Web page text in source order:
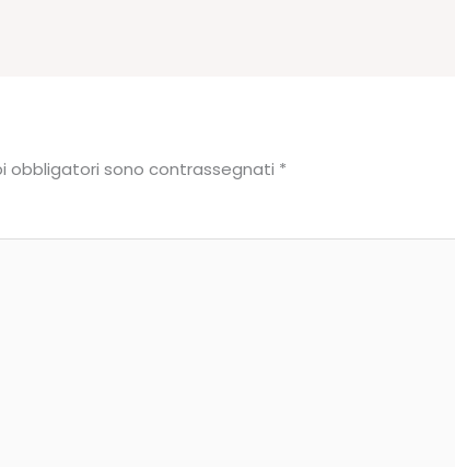
obbligatori sono contrassegnati *